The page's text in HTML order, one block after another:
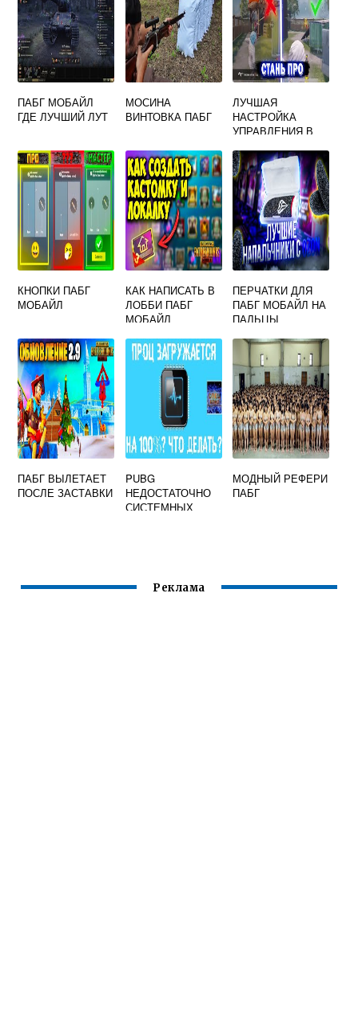
ПАБГ МОБАЙЛ
ГДЕ ЛУЧШИЙ ЛУТ
МОСИНА
ВИНТОВКА ПАБГ
ЛУЧШАЯ
НАСТРОЙКА
УПРАВЛЕНИЯ В
КНОПКИ ПАБГ
МОБАЙЛ
КАК НАПИСАТЬ В
ЛОББИ ПАБГ
МОБАЙЛ
ПЕРЧАТКИ ДЛЯ
ПАБГ МОБАЙЛ НА
ПАЛЬЦЫ
ПАБГ ВЫЛЕТАЕТ
ПОСЛЕ ЗАСТАВКИ
PUBG
НЕДОСТАТОЧНО
СИСТЕМНЫХ
МОДНЫЙ РЕФЕРИ
ПАБГ
Реклама